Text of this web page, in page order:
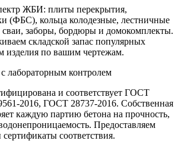
ЖБИ: плиты перекрытия,
(ФБС), кольца колодезные, лестничные
заборы, бордюры и домокомплекты.
складской запас популярных
изделия по вашим чертежам.
лабораторным контролем
и соответствует ГОСТ
2016, ГОСТ 28737-2016. Собственная
каждую партию бетона на прочность,
Предоставляем
сертификаты соответствия.